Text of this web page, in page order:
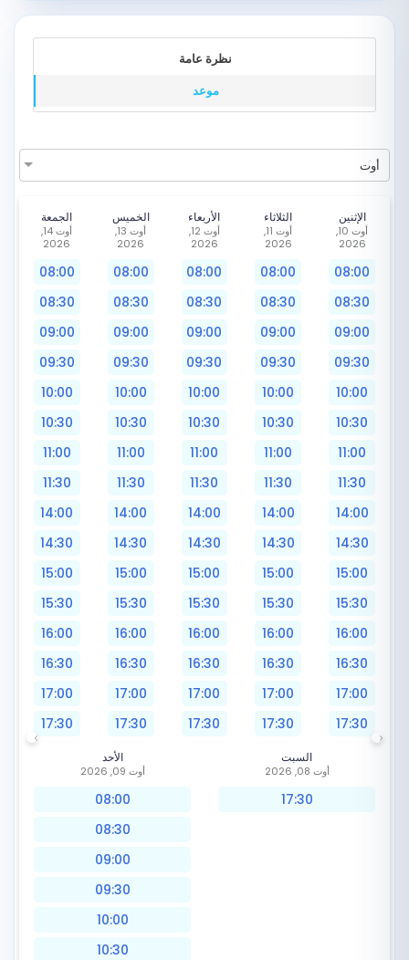
نظرة عامة
موعد
أوت
الجمعة
أوت 14,
2026
08:00
08:30
09:00
09:30
10:00
10:30
11:00
11:30
14:00
14:30
15:00
15:30
16:00
16:30
17:00
17:30
الخميس
أوت 13,
2026
08:00
08:30
09:00
09:30
10:00
10:30
11:00
11:30
14:00
14:30
15:00
15:30
16:00
16:30
17:00
17:30
الأربعاء
أوت 12,
2026
08:00
08:30
09:00
09:30
10:00
10:30
11:00
11:30
14:00
14:30
15:00
15:30
16:00
16:30
17:00
17:30
الثلاثاء
أوت 11,
2026
08:00
08:30
09:00
09:30
10:00
10:30
11:00
11:30
14:00
14:30
15:00
15:30
16:00
16:30
17:00
17:30
الإثنين
أوت 10,
2026
08:00
08:30
09:00
09:30
10:00
10:30
11:00
11:30
14:00
14:30
15:00
15:30
16:00
16:30
17:00
17:30
الأحد
أوت 09, 2026
08:00
08:30
09:00
09:30
10:00
10:30
السبت
أوت 08, 2026
17:30